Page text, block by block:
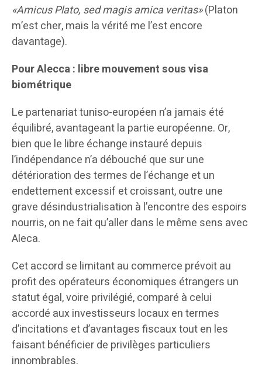
«Amicus Plato, sed magis amica veritas»(Platon
m’est cher, mais la vérité me l’est encore
davantage).
Pour Alecca : libre mouvement sous visa
biométrique
Le partenariat tuniso-européen n’a jamais été
équilibré, avantageant la partie européenne. Or,
bien que le libre échange instauré depuis
l’indépendance n’a débouché que sur une
détérioration des termes de l’échange et un
endettement excessif et croissant, outre une
grave désindustrialisation à l’encontre des espoirs
nourris, on ne fait qu’aller dans le même sens avec
Aleca.
Cet accord se limitant au commerce prévoit au
profit des opérateurs économiques étrangers un
statut égal, voire privilégié, comparé à celui
accordé aux investisseurs locaux en termes
d’incitations et d’avantages fiscaux tout en les
faisant bénéficier de privilèges particuliers
innombrables.